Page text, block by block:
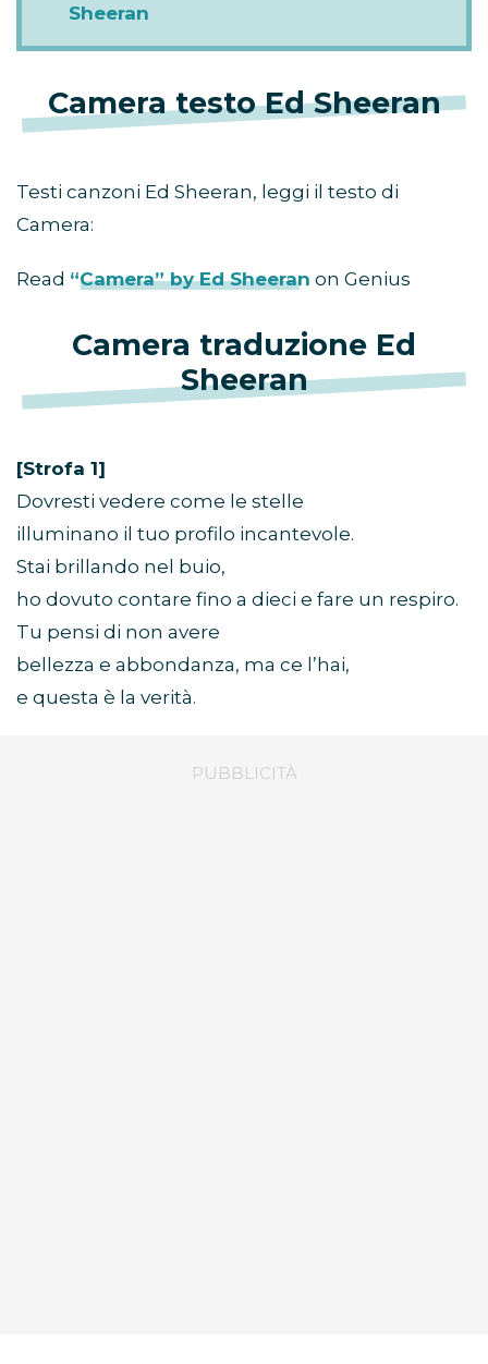
Sheeran
Camera testo Ed Sheeran
Testi canzoni Ed Sheeran, leggi il testo di
Camera:
Read “Camera” by Ed Sheeran on Genius
Camera traduzione Ed
Sheeran
[Strofa 1]
Dovresti vedere come le stelle
illuminano il tuo profilo incantevole.
Stai brillando nel buio,
ho dovuto contare fino a dieci e fare un respiro.
Tu pensi di non avere
bellezza e abbondanza, ma ce l’hai,
e questa è la verità.